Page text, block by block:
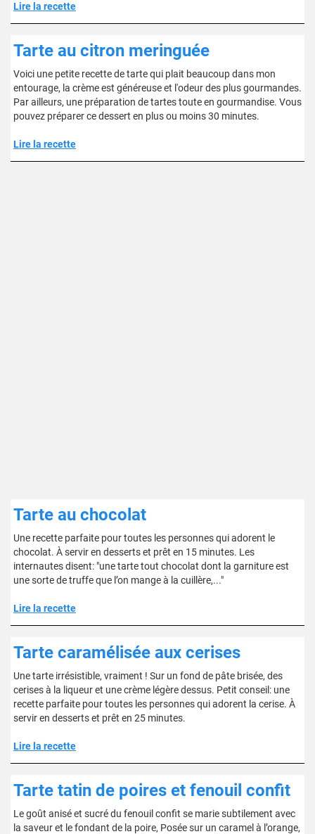
Lire la recette
Tarte au citron meringuée
Voici une petite recette de tarte qui plait beaucoup dans mon
entourage, la crème est généreuse et l'odeur des plus gourmandes.
Par ailleurs, une préparation de tartes toute en gourmandise. Vous
pouvez préparer ce dessert en plus ou moins 30 minutes.
Lire la recette
Tarte au chocolat
Une recette parfaite pour toutes les personnes qui adorent le
chocolat. À servir en desserts et prêt en 15 minutes. Les
internautes disent: "une tarte tout chocolat dont la garniture est
une sorte de truffe que l’on mange à la cuillère,..."
Lire la recette
Tarte caramélisée aux cerises
Une tarte irrésistible, vraiment ! Sur un fond de pâte brisée, des
cerises à la liqueur et une crème légère dessus. Petit conseil: une
recette parfaite pour toutes les personnes qui adorent la cerise. À
servir en desserts et prêt en 25 minutes.
Lire la recette
Tarte tatin de poires et fenouil confit
Le goût anisé et sucré du fenouil confit se marie subtilement avec
la saveur et le fondant de la poire, Posée sur un caramel à l’orange,